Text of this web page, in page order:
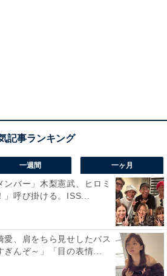
一週間 一ヶ月
ンバー」木梨憲武、ヒロミ
」呼び掛ける。ISS...
愛、肩をちら見せしたバス
ぎんぞ～」「目の表情...